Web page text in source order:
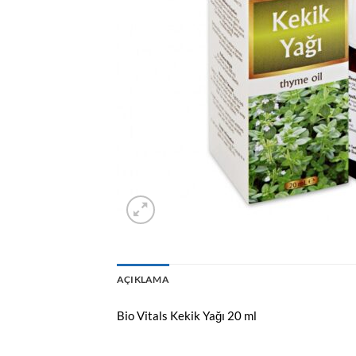
AÇIKLAMA
Bio Vitals Kekik Yağı 20 ml